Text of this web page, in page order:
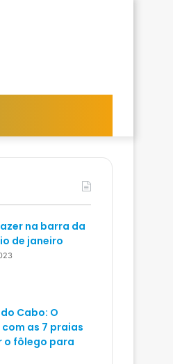
na barra da
de janeiro
Cabo: O
as 7 praias
o fôlego para